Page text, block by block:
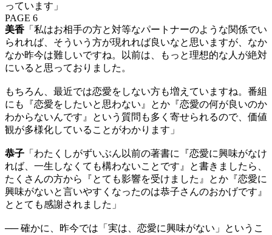
っています」
PAGE 6
美香 「私はお相手の方と対等なパートナーのような関係でい
られれば、そういう方が現れれば良いなと思いますが、なか
なか昨今は難しいですね。以前は、もっと理想的な人が絶対
にいると思っておりました。
もちろん、最近では恋愛をしない方も増えていますね。番組
にも『恋愛をしたいと思わない』とか『恋愛の何が良いのか
わからないんです』という質問も多く寄せられるので、価値
観が多様化していることがわかります」
恭子 「わたくしがずいぶん以前の著書に『恋愛に興味がなけ
れば、一生しなくても構わないことです』と書きましたら、
たくさんの方から『とても影響を受けました』とか『恋愛に
興味がないと言いやすくなったのは恭子さんのおかげです』
ととても感謝されました」
── 確かに、昨今では「実は、恋愛に興味がない」というこ